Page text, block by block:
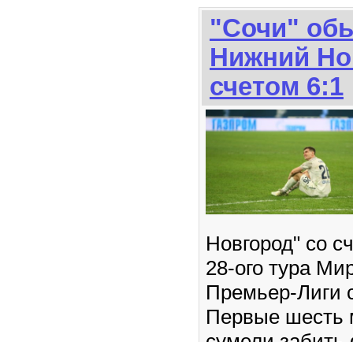
"Сочи"
Нижний
счетом 6:1
Новгород" со
28-ого тура
Премьер-Лиги
Первые шесть